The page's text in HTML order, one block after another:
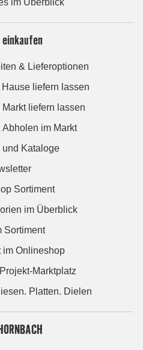
im Überblick
& Lieferoptionen
liefern lassen
liefern lassen
Abholen im Markt
und Kataloge
Sortiment
im Überblick
Sortiment
im Onlineshop
Marktplatz
Platten. Dielen